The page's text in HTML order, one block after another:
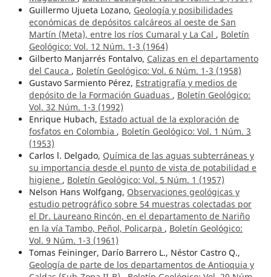
Guillermo Ujueta Lozano, Geología y posibilidades
económicas de depósitos calcáreos al oeste de San
Martín (Meta), entre los ríos Cumaral y La Cal , Boletín
Geológico: Vol. 12 Núm. 1-3 (1964)
Gilberto Manjarrés Fontalvo, Calizas en el departamento
del Cauca , Boletín Geológico: Vol. 6 Núm. 1-3 (1958)
Gustavo Sarmiento Pérez, Estratigrafía y medios de
depósito de la Formación Guaduas , Boletín Geológico:
Vol. 32 Núm. 1-3 (1992)
Enrique Hubach, Estado actual de la exploración de
fosfatos en Colombia , Boletín Geológico: Vol. 1 Núm. 3
(1953)
Carlos l. Delgado, Química de las aguas subterráneas y
su importancia desde el punto de vista de potabilidad e
higiene , Boletín Geológico: Vol. 5 Núm. 1 (1957)
Nelson Hans Wolfgang, Observaciones geológicas y
estudio petrográfico sobre 54 muestras colectadas por
el Dr. Laureano Rincón, en el departamento de Nariño
en la vía Tambo, Peñol, Policarpa , Boletín Geológico:
Vol. 9 Núm. 1-3 (1961)
Tomas Feininger, Darío Barrero L., Néstor Castro Q.,
Geología de parte de los departamentos de Antioquia y